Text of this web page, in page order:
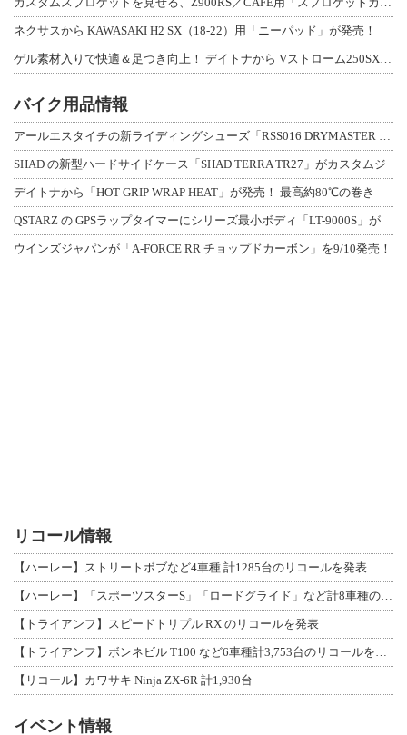
ネクサスから KAWASAKI H2 SX（18-22）用「ニーパッド」が発売！
バイク用品情報
SHAD の新型ハードサイドケース「SHAD TERRA TR27」がカスタムジ
デイトナから「HOT GRIP WRAP HEAT」が発売！ 最高約80℃の巻き
QSTARZ の GPSラップタイマーにシリーズ最小ボディ「LT-9000S」が
ウインズジャパンが「A-FORCE RR チョップドカーボン」を9/10発売！
リコール情報
【ハーレー】ストリートボブなど4車種 計1285台のリコールを発表
【トライアンフ】スピードトリプル RX のリコールを発表
【リコール】カワサキ Ninja ZX-6R 計1,930台
イベント情報